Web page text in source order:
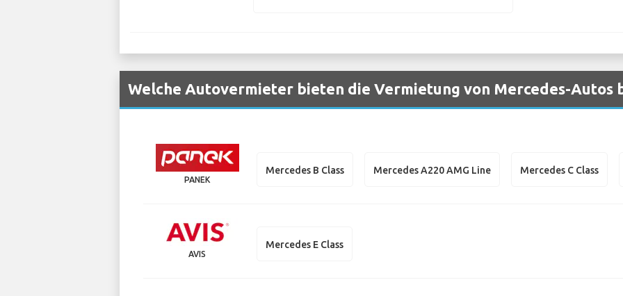
Welche Autovermieter bieten die Vermietung von Mercedes-Autos
PANEK
Mercedes B Class Mercedes A220 AMG Line Mercedes C Class
AVIS
Mercedes E Class